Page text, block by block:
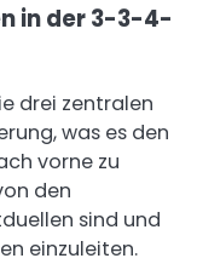
in der 3-3-4-
drei zentralen
was es den
vorne zu
den
sind und
einzuleiten.